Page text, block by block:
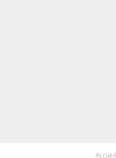
Accueil